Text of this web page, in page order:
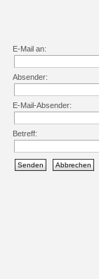
E-Mail an:
Absender:
E-Mail-Absender:
Betreff:
Senden Abbrechen